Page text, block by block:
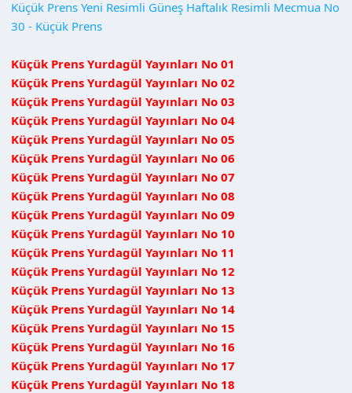
Küçük Prens Yeni Resimli Güneş Haftalık Resimli Mecmua No
30 - Küçük Prens
Küçük Prens Yurdagül Yayınları No 01
Küçük Prens Yurdagül Yayınları No 02
Küçük Prens Yurdagül Yayınları No 03
Küçük Prens Yurdagül Yayınları No 04
Küçük Prens Yurdagül Yayınları No 05
Küçük Prens Yurdagül Yayınları No 06
Küçük Prens Yurdagül Yayınları No 07
Küçük Prens Yurdagül Yayınları No 08
Küçük Prens Yurdagül Yayınları No 09
Küçük Prens Yurdagül Yayınları No 10
Küçük Prens Yurdagül Yayınları No 11
Küçük Prens Yurdagül Yayınları No 12
Küçük Prens Yurdagül Yayınları No 13
Küçük Prens Yurdagül Yayınları No 14
Küçük Prens Yurdagül Yayınları No 15
Küçük Prens Yurdagül Yayınları No 16
Küçük Prens Yurdagül Yayınları No 17
Küçük Prens Yurdagül Yayınları No 18